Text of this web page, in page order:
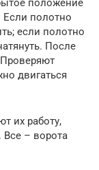
положение
Если полотно
если полотно
После
двигаться
их работу,
Все – ворота